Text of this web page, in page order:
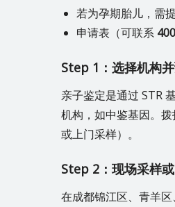
若为孕期胎儿，需
申请表（可联系
Step 1：选择机构
亲子鉴定是通过 STR
机构，如中鉴基因。拨
或上门采样）。
Step 2：现场采样
在成都锦江区、青羊